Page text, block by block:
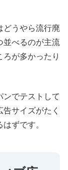
どうやら流行廃
並べるのが主流
が多かったり
ンでテストして
サイズがたく
ずです。